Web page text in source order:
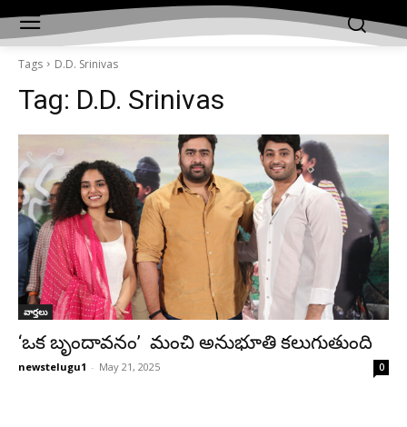
Tags D.D. Srinivas
Tag: D.D. Srinivas
వార్తలు
‘ఒక బృందావనం’ మంచి అనుభూతి కలుగుతుంది
newstelugu1 - May 21, 2025 0